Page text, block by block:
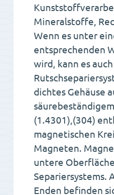
Mineralstoffe,
Wenn es unter
entsprechenden
wird, kann es
dichtes Gehäuse
(1.4301),(304)
magnetischen
Magneten.
untere
Separiersystems.
Enden befinden